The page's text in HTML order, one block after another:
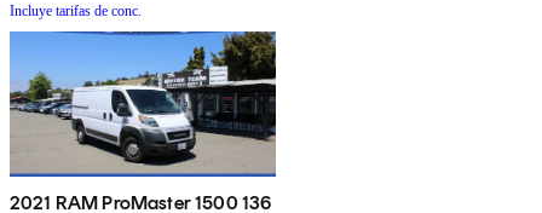
Incluye tarifas de conc.
2021 RAM ProMaster 1500 136